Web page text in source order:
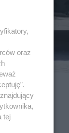
oraz
tej